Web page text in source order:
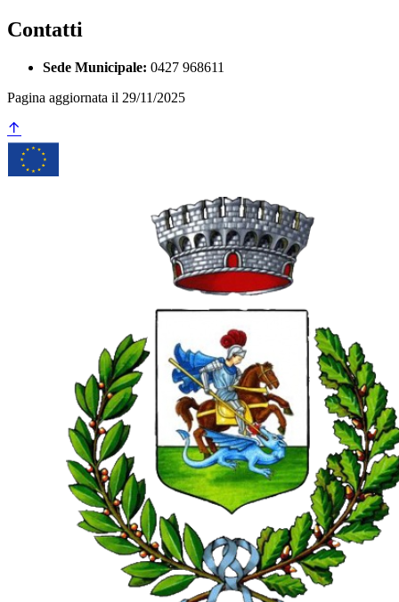
Contatti
Sede Municipale: 0427 968611
Pagina aggiornata il 29/11/2025